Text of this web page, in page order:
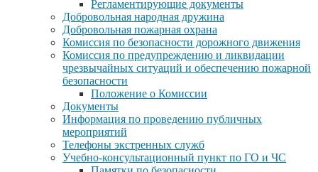
Регламентирующие документы
Добровольная народная дружина
Добровольная пожарная охрана
Комиссия по безопасности дорожного движения
Комиссия по предупреждению и ликвидации
чрезвычайных ситуаций и обеспечению пожарной
безопасности
Положение о Комиссии
Документы
Информация по проведению публичных
мероприятий
Телефоны экстренных служб
Учебно-консультационный пункт по ГО и ЧС